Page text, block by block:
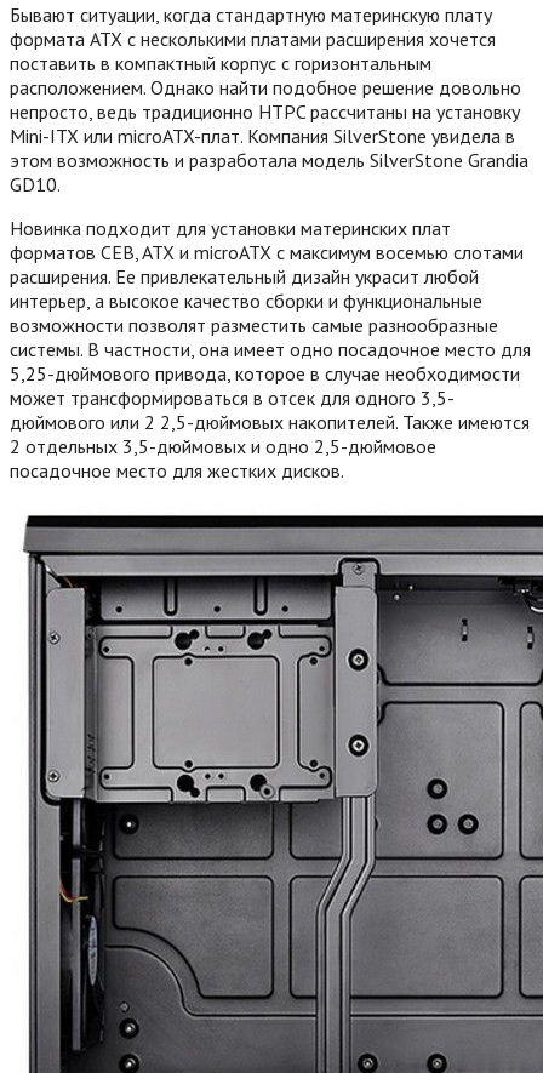
Бывают ситуации, когда стандартную материнскую плату
формата ATX с несколькими платами расширения хочется
поставить в компактный корпус с горизонтальным
расположением. Однако найти подобное решение довольно
непросто, ведь традиционно HTPC рассчитаны на установку
Mini-ITX или microATX-плат. Компания SilverStone увидела в
этом возможность и разработала модель SilverStone Grandia
GD10.
Новинка подходит для установки материнских плат
форматов CEB, ATX и microATX с максимум восемью слотами
расширения. Ее привлекательный дизайн украсит любой
интерьер, а высокое качество сборки и функциональные
возможности позволят разместить самые разнообразные
системы. В частности, она имеет одно посадочное место для
5,25-дюймового привода, которое в случае необходимости
может трансформироваться в отсек для одного 3,5-
дюймового или 2 2,5-дюймовых накопителей. Также имеются
2 отдельных 3,5-дюймовых и одно 2,5-дюймовое
посадочное место для жестких дисков.